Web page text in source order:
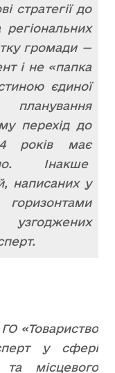
стратегії до
громади —
і не «папка
єдиної
перехід до
років має
Інакше
написаних у
горизонтами
«Товариство
у сфері
та місцевого